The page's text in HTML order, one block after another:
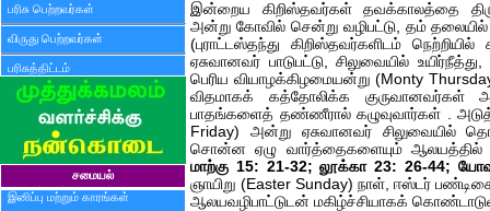
பரிசு பெற்றவர்கள்
விருது பெற்றவர்கள்
பரிசுத்திட்டம்
சமையல்
இனிப்பு மற்றும் காரங்கள்
இன்றைய கிறிஸ்தவர்கள் தவக்காலத்தை
அன்று கோவில் சென்று வழிபட்டு, தம் தலையில்
(புராட்டஸ்தந்து கிறிஸ்தவர்களிடம்
ஏசுவானவர் பாடுபட்டு, சிலுவையில்
பெரிய வியாழக்கிழமையன்று (Monty
விதமாகக் கத்தோலிக்க குருவானவர்கள்
பாதங்களைத் தண்ணீரால் கழுவுவார்கள் .
Friday) அன்று ஏசுவானவர் சிலுவையில்
சொன்ன ஏழு வார்த்தைகளையும் ஆலயத்தில்
மாற்கு 15: 21-32; லூக்கா 23: 26-44;
ஞாயிறு (Easter Sunday) நாள், ஈஸ்டர்
ஆலயவழிபாட்டுடன் மகிழ்ச்சியாகக்